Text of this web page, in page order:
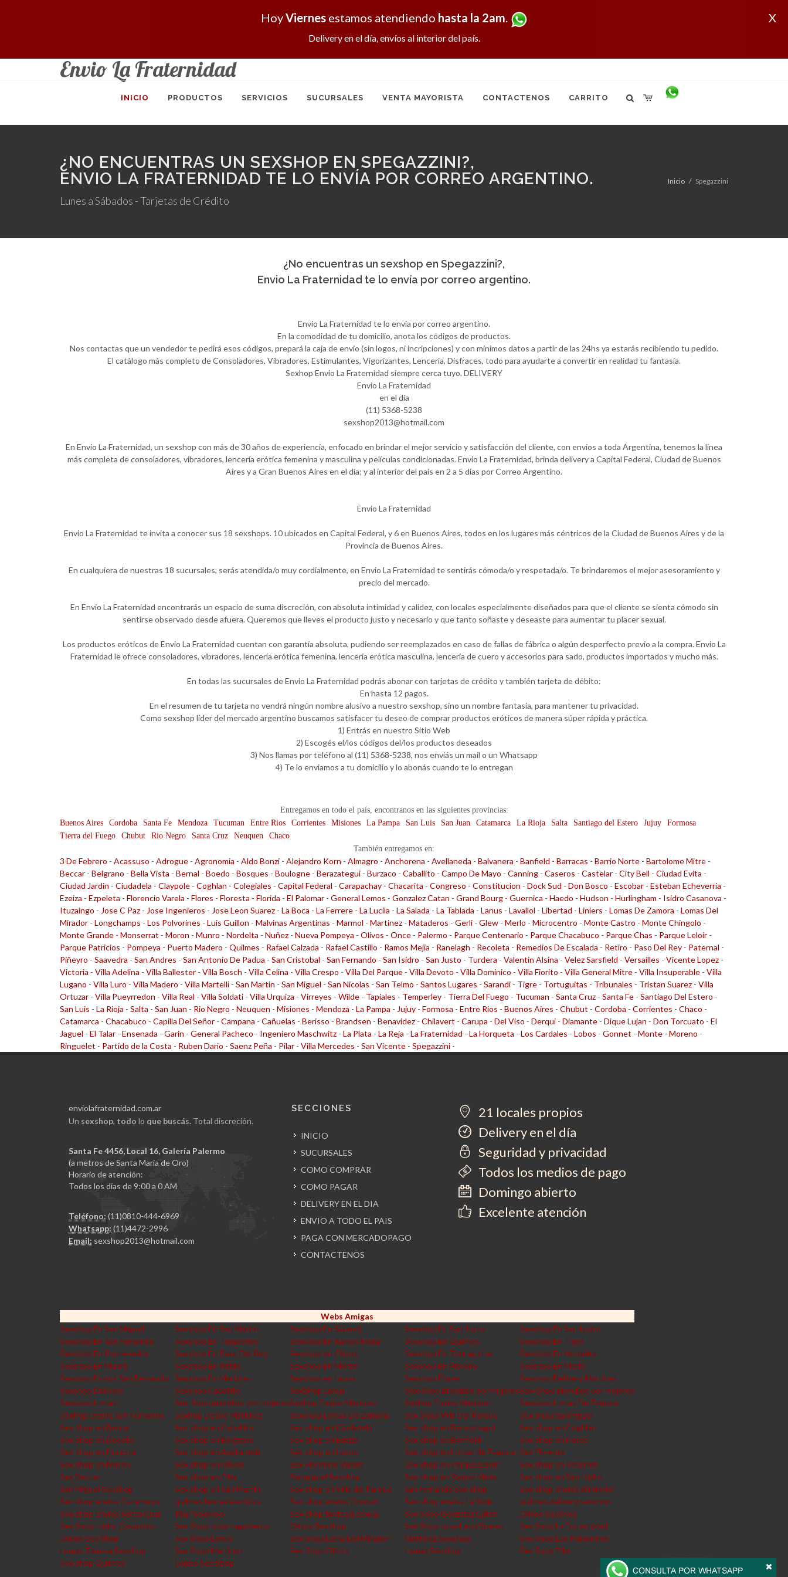
X
HoyViernesestamos atendiendo hasta la 2am.
Delivery en el día, envíos al interior del país.
Envio La Fraternidad
INICIO PRODUCTOS SERVICIOS SUCURSALES VENTA MAYORISTA CONTACTENOS CARRITO
¿NO ENCUENTRAS UN SEXSHOP EN SPEGAZZINI?,
ENVIO LA FRATERNIDAD TE LO ENVÍA POR CORREO ARGENTINO.
Lunes a Sábados - Tarjetas de Crédito
Inicio Spegazzini
¿No encuentras un sexshop en Spegazzini?,
Envio La Fraternidad te lo envía por correo argentino.
Envio La Fraternidad te lo envía por correo argentino.
En la comodidad de tu domicilio, anota los códigos de productos.
Nos contactas que un vendedor te pedirá esos códigos, prepará la caja de envío (sin logos, ni incripciones) y con mínimos datos a partir de las 24hs ya estarás recibiendo tu pedido.
El catálogo más completo de Consoladores, Vibradores, Estimulantes, Vigorizantes, Lenceria, Disfraces, todo para ayudarte a convertir en realidad tu fantasía.
Sexhop Envio La Fraternidad siempre cerca tuyo. DELIVERY
Envio La Fraternidad
en el día
(11) 5368-5238
sexshop2013@hotmail.com
En Envio La Fraternidad, un sexshop con más de 30 años de experiencia, enfocado en brindar el mejor servicio y satisfacción del cliente, con envíos a toda Argentina, tenemos la línea
más completa de consoladores, vibradores, lencería erótica femenina y masculina y películas condicionadas. Envio La Fraternidad, brinda delivery a Capital Federal, Ciudad de Buenos
Aires y a Gran Buenos Aires en el día; y al interior del pais en 2 a 5 días por Correo Argentino.
Envio La Fraternidad
Envio La Fraternidad te invita a conocer sus 18 sexshops. 10 ubicados en Capital Federal, y 6 en Buenos Aires, todos en los lugares más céntricos de la Ciudad de Buenos Aires y de la
Provincia de Buenos Aires.
En cualquiera de nuestras 18 sucursales, serás atendida/o muy cordialmente, en Envio La Fraternidad te sentirás cómoda/o y respetada/o. Te brindaremos el mejor asesoramiento y
precio del mercado.
En Envio La Fraternidad encontrarás un espacio de suma discreción, con absoluta intimidad y calidez, con locales especialmente diseñados para que el cliente se sienta cómodo sin
sentirse observado desde afuera. Queremos que lleves el producto justo y necesario y que tanto soñaste y deseaste para aumentar tu placer sexual.
Los productos eróticos de Envio La Fraternidad cuentan con garantía absoluta, pudiendo ser reemplazados en caso de fallas de fábrica o algún desperfecto previo a la compra. Envio La
Fraternidad le ofrece consoladores, vibradores, lencería erótica femenina, lencería erótica masculina, lencería de cuero y accesorios para sado, productos importados y mucho más.
En todas las sucursales de Envio La Fraternidad podrás abonar con tarjetas de crédito y también tarjeta de débito:
En hasta 12 pagos.
En el resumen de tu tarjeta no vendrá ningún nombre alusivo a nuestro sexshop, sino un nombre fantasía, para mantener tu privacidad.
Como sexshop líder del mercado argentino buscamos satisfacer tu deseo de comprar productos eróticos de manera súper rápida y práctica.
1) Entrás en nuestro Sitio Web
2) Escogés el/los códigos del/los productos deseados
3) Nos llamas por teléfono al (11) 5368-5238, nos enviás un mail o un Whatsapp
4) Te lo enviamos a tu domicilio y lo abonás cuando te lo entregan
Entregamos en todo el país, encontranos en las siguientes provincias:
Buenos Aires
Cordoba Santa Fe Mendoza Tucuman Entre Rios Corrientes Misiones La Pampa San Luis San Juan Catamarca La Rioja Salta Santiago del Estero Jujuy
Formosa
Tierra del Fuego
Chubut Rio Negro Santa Cruz Neuquen
Chaco
También entregamos en:
3 De Febrero - Acassuso - Adrogue - Agronomia - Aldo Bonzi - Alejandro Korn - Almagro - Anchorena - Avellaneda - Balvanera - Banfield - Barracas - Barrio Norte - Bartolome Mitre -
Beccar - Belgrano - Bella Vista - Bernal - Boedo - Bosques - Boulogne - Berazategui - Burzaco - Caballito - Campo De Mayo - Canning - Caseros - Castelar - City Bell - Ciudad Evita -
Ciudad Jardin - Ciudadela - Claypole - Coghlan - Colegiales - Capital Federal - Carapachay - Chacarita - Congreso - Constitucion - Dock Sud - Don Bosco - Escobar - Esteban Echeverria -
Ezeiza - Ezpeleta - Florencio Varela - Flores - Floresta - Florida - El Palomar - General Lemos - Gonzalez Catan - Grand Bourg - Guernica - Haedo - Hudson - Hurlingham - Isidro Casanova -
Ituzaingo - Jose C Paz - Jose Ingenieros - Jose Leon Suarez - La Boca - La Ferrere - La Lucila - La Salada - La Tablada - Lanus - Lavallol - Libertad - Liniers - Lomas De Zamora - Lomas Del
Mirador - Longchamps - Los Polvorines - Luis Guillon - Malvinas Argentinas - Marmol - Martinez - Mataderos - Gerli - Glew - Merlo - Microcentro - Monte Castro - Monte Chingolo -
Monte Grande - Monserrat - Moron - Munro - Nordelta - Nuñez - Nueva Pompeya - Olivos - Once - Palermo - Parque Centenario - Parque Chacabuco - Parque Chas - Parque Leloir -
Parque Patricios - Pompeya - Puerto Madero - Quilmes - Rafael Calzada - Rafael Castillo - Ramos Mejia - Ranelagh - Recoleta - Remedios De Escalada - Retiro - Paso Del Rey - Paternal -
Piñeyro - Saavedra - San Andres - San Antonio De Padua - San Cristobal - San Fernando - San Isidro - San Justo - Turdera - Valentin Alsina - Velez Sarsfield - Versailles - Vicente Lopez -
Victoria - Villa Adelina - Villa Ballester - Villa Bosch - Villa Celina - Villa Crespo - Villa Del Parque - Villa Devoto - Villa Dominico - Villa Fiorito - Villa General Mitre - Villa Insuperable - Villa
Lugano - Villa Luro - Villa Madero - Villa Martelli - San Martin - San Miguel - San Nicolas - San Telmo - Santos Lugares - Sarandi - Tigre - Tortuguitas - Tribunales - Tristan Suarez - Villa
Ortuzar - Villa Pueyrredon - Villa Real - Villa Soldati - Villa Urquiza - Virreyes - Wilde - Tapiales - Temperley - Tierra Del Fuego - Tucuman - Santa Cruz - Santa Fe - Santiago Del Estero -
San Luis - La Rioja - Salta - San Juan - Rio Negro - Neuquen - Misiones - Mendoza - La Pampa - Jujuy - Formosa - Entre Rios - Buenos Aires - Chubut - Cordoba - Corrientes - Chaco -
Catamarca - Chacabuco - Capilla Del Señor - Campana - Cañuelas - Berisso - Brandsen - Benavidez - Chilavert - Carupa - Del Viso - Derqui - Diamante - Dique Lujan - Don Torcuato - El
Jaguel - El Talar - Ensenada - Garin - General Pacheco - Ingeniero Maschwitz - La Plata - La Reja - La Fraternidad - La Horqueta - Los Cardales - Lobos - Gonnet - Monte - Moreno -
Ringuelet - Partido de la Costa - Ruben Dario - Saenz Peña - Pilar - Villa Mercedes - San Vicente - Spegazzini -
enviolafraternidad.com.ar
Un sexshop, todo lo que buscás. Total discreción.
Santa Fe 4456, Local 16, Galería Palermo
(a metros de Santa Maria de Oro)
Horario de atención:
Todos los días de 9:00 a 0 AM
Teléfono: (11)0810-444-6969
Whatsapp: (11)4472-2996
Email: sexshop2013@hotmail.com
SECCIONES
INICIO
SUCURSALES
COMO COMPRAR
COMO PAGAR
DELIVERY EN EL DIA
ENVIO A TODO EL PAIS
PAGA CON MERCADOPAGO
CONTACTENOS
21 locales propios
Delivery en el día
Seguridad y privacidad
Todos los medios de pago
Domingo abierto
Excelente atención
Webs Amigas
Sexshop En San Miguel
Sexshop En San Martin Sexshop En Sarandi Sexshop En San Justo
Sexshop En San Isidro
Sexshop En San Fernando
Sexshop En Temperley Sexshop En Ramos Mejia Sexshop En Quilmes
Sexshop En Tigre
Sexshop En Pontevedra
Sexshop En Paso Del Rey Sexshop en Olivos Sexshop En Tortuguitas
Sexshop En Nordelta
Sexshop En Munro
Sexshop En Wilde Sexshop En Moron Sexshop En Moreno
Sexshop En Merlo
Sexshop Envios San Fernando
Sexshop En Martinez Sexshop en Lanus Sexshop Flores
Sexshop Delivery Martinez
Sexshop Delivery
Sexshop Caballito SexShop Lanus Sex-Shop atendido por mujeresSex-Shop atendido por mujeres
Sexshop Lomas
Sex-Shop atendido por mujeresSexhop Envios Martinez Sexhop Envios Martinez
Sexshop Lomas De Zamora
Sexhop Desde San Fernando
Sexhop Desde Martinez Sexshop Lomas De Zamora Sex Shop Villa Del Parque
Sex Shop Sanmiguel
Sex shop en Bernal
Sex shop en Caballito Sex shop en Ciudadela Sex shop en Berazategui
Sex shop en Coghlan
Sex shop en Devoto
Sex shop en Belgrano Sex shop en Ezeiza Sex shop en Banfield
Sex shop en Flores
Sex shop en Floresta
Sex shop en Avellaneda Sex shop en Lanus Sex shop en Lomas de Zamora Sex Floresta
Sex shop en Moron
Sex shop en Olivos Sex Florencio Varela Sex shop en Parque Leloir
Sex shop en Paternal
Sex Beccar
Sex shop en Pilar Sanmiguel Sexshop Sex shop en Ramos Mejia
Sex shop en San Isidro
San Miguel Sexshop
Sex shop en San Martin Sex shop en Villa del Parque san fernando sex shop
Sex shop envios al interior
Sex shop envios Catamarca
quilmes lencería erótica Sex shop envios Chubut Sex shop envios La Rioja
quilmes delivery sexshop
Sex shop envios Santa Cruz
Pilar Sexshop Sex shop fantasia sexual Sex Shop Gonzalez Catan
Olivos SexShop
Sex Shop Isidro Casanova
Sex Shop Jose Ingenieros Olivos Sexshop Sex Shop Jose Leon Suarez
Sex Shop La Fraternidad
Olivos Sex Shop
Sex Shop Lanus Sex Shop Loma Del Mirador Martinez Sexshop
Sex Shop Los Polvorines
Lomas Zamora Sexshop
Sex Shop Martinez Sex Shop Olivos Lomas Sexshop
Sex Shop Pilar
Sex shop Quilmes
Lomas Sex Shop